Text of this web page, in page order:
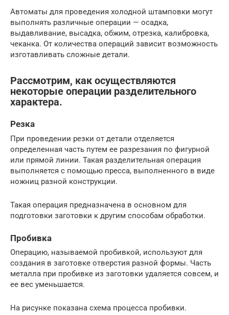
Автоматы для проведения холодной штамповки могут
выполнять различные операции — осадка,
выдавливание, высадка, обжим, отрезка, калибровка,
чеканка. От количества операций зависит возможность
изготавливать сложные детали.
Рассмотрим, как осуществляются
некоторые операции разделительного
характера.
Резка
При проведении резки от детали отделяется
определенная часть путем ее разрезания по фигурной
или прямой линии. Такая разделительная операция
выполняется с помощью пресса, выполненного в виде
ножниц разной конструкции.
Такая операция предназначена в основном для
подготовки заготовки к другим способам обработки.
Пробивка
Операцию, называемой пробивкой, используют для
создания в заготовке отверстия разной формы. Часть
металла при пробивке из заготовки удаляется совсем, и
ее вес уменьшается.
На рисунке показана схема процесса пробивки.